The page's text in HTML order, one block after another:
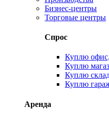
Бизнес-центры
Торговые центры
Спрос
Куплю
Куплю
Куплю
Куплю
Аренда